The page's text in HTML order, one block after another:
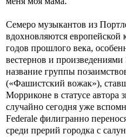
Семеро музыкантов из
вдохновляются
годов прошлого века,
вестернов и
название группы
(«Фашистский вожак»),
Морриконе в статусе
случайно сегодня уже
Federale филигранно
среди прерий городка с